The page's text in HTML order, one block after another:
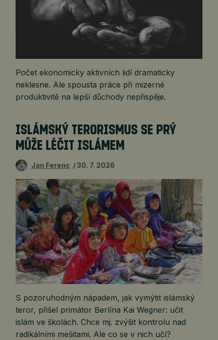
Počet ekonomicky aktivních lidí dramaticky
neklesne. Ale spousta práce při mizerné
produktivitě na lepší důchody nepřispěje.
ISLÁMSKÝ TERORISMUS SE PRÝ
MŮŽE LÉČIT ISLÁMEM
Jan Ferenc 30. 7. 2026
S pozoruhodným nápadem, jak vymýtit islámský
teror, přišel primátor Berlína Kai Wegner: učit
islám ve školách. Chce mj. zvýšit kontrolu nad
radikálními mešitami. Ale co se v nich učí?